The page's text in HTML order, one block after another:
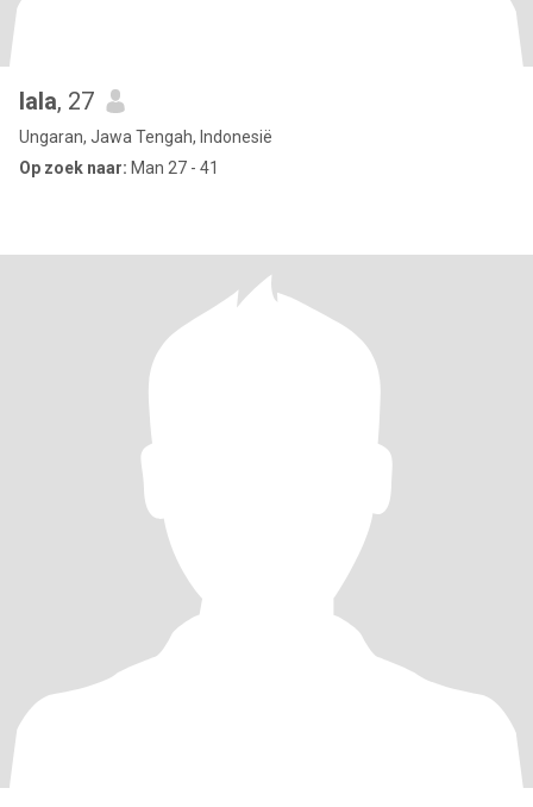
lala, 27
Ungaran, Jawa Tengah, Indonesië
Op zoek naar: Man 27 - 41